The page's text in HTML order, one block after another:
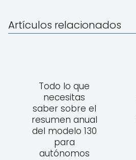
Artículos relacionados
Todo lo que
necesitas
saber sobre el
resumen anual
del modelo 130
para
autónomos